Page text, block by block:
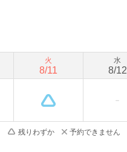
火
8/11
水
8/12
残りわずか 予約できません